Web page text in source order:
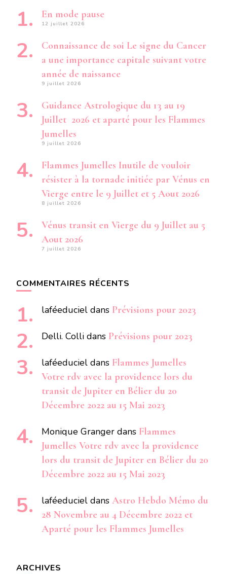
En mode pause
12 juillet 2026
Connaissance de soi Le signe du Cancer
a une importance capitale suivant votre
année de naissance
9 juillet 2026
Guidance Astrologique du 13 au 19
Juillet 2026 et aparté pour les Flammes
Jumelles
9 juillet 2026
Flammes Jumelles Inutile de vouloir
résister à la tornade initiée par Vénus en
Vierge entre le 9 Juillet et 5 Aout 2026
8 juillet 2026
Vénus transit en Vierge du 9 Juillet au 5
Aout 2026
7 juillet 2026
COMMENTAIRES RÉCENTS
laféeduciel dans Prévisions pour 2023
Delli. Colli dans Prévisions pour 2023
laféeduciel dans Flammes Jumelles
Votre rdv avec la providence lors du
transit de Jupiter en Bélier du 20
Décembre 2022 au 15 Mai 2023
Monique Granger dans Flammes
Jumelles Votre rdv avec la providence
lors du transit de Jupiter en Bélier du 20
Décembre 2022 au 15 Mai 2023
laféeduciel dans Astro Hebdo Mémo du
28 Novembre au 4 Décembre 2022 et
Aparté pour les Flammes Jumelles
ARCHIVES